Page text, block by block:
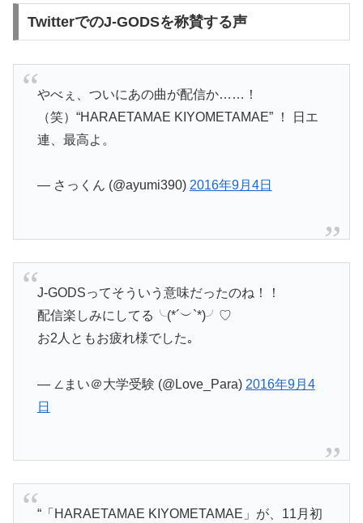
TwitterでのJ-GODSを称賛する声
やべぇ、ついにあの曲が配信か……！
（笑）“HARAETAMAE KIYOMETAMAE” ！ 日エ
連、最高よ。
— さっくん (@ayumi390) 2016年9月4日
J-GODSってそういう意味だったのね！！
配信楽しみにしてる╰(*´︶`*)╯♡
お2人ともお疲れ様でした｡
— ∠まい＠大学受験 (@Love_Para) 2016年9月4
日
“「HARAETAMAE KIYOMETAMAE」が、11月初